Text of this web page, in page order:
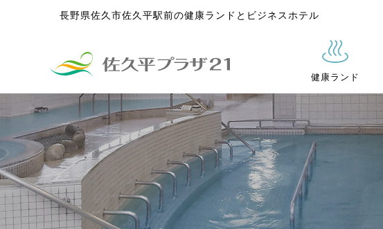
長野県佐久市佐久平駅前の健康ランドとビジネスホテル
健康ランド